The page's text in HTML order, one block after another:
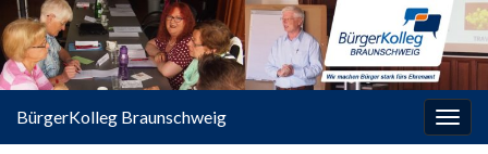
springen
BürgerKolleg Braunschweig